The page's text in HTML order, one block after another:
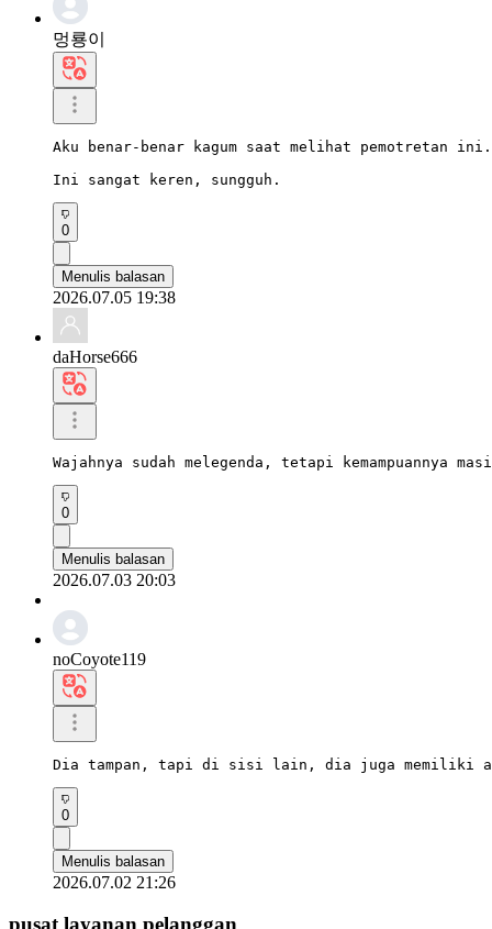
멍룡이
Aku benar-benar kagum saat melihat pemotretan ini.
Ini sangat keren, sungguh.
0
Menulis balasan
2026.07.05 19:38
daHorse666
Wajahnya sudah melegenda, tetapi kemampuannya
0
Menulis balasan
2026.07.03 20:03
noCoyote119
Dia tampan, tapi di sisi lain, dia juga memiliki
0
Menulis balasan
2026.07.02 21:26